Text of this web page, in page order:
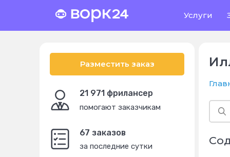
Услуги
Разместить заказ
21 971 фрилансер
помогают заказчикам
67 заказов
за последние сутки